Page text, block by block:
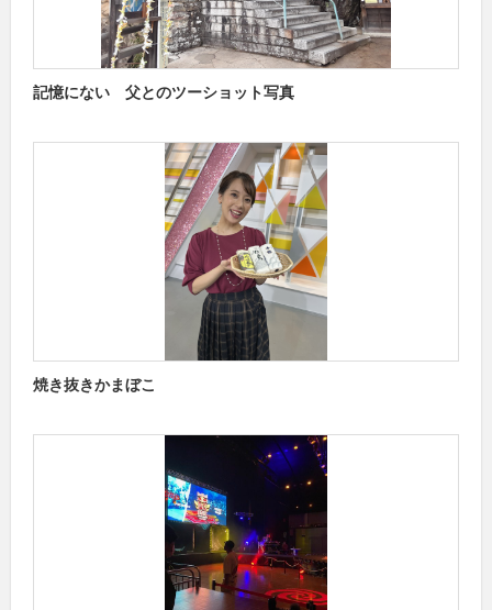
記憶にない 父とのツーショット写真
焼き抜きかまぼこ